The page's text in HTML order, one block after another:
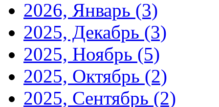
2026, Январь (3)
2025, Декабрь (3)
2025, Ноябрь (5)
2025, Октябрь (2)
2025, Сентябрь (2)